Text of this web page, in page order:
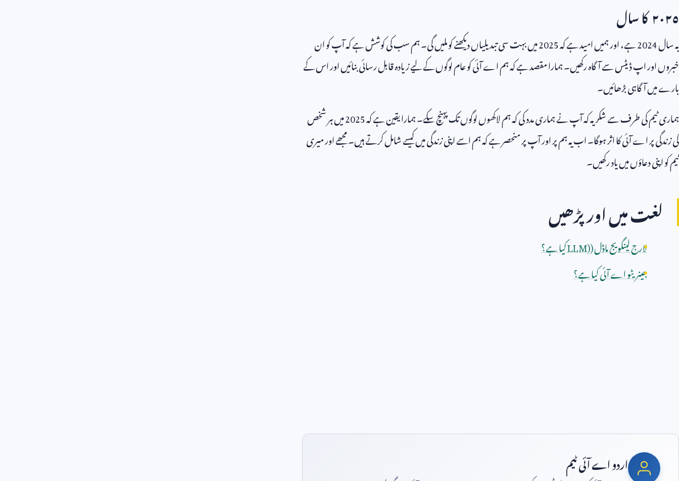
٢٠٢٥ کا سال
یہ سال2024ہے، اور ہمیں امید ہے کہ2025میں بہت سی تبدیلیاں دیکھنے کو ملیں گی۔ ہم سب کی کوشش ہے کہ آپ کو ان
خبروں اور اپ ڈیٹس سے آگاہ رکھیں۔ ہمارا مقصد ہے کہ ہم اے آئی کو عام لوگوں کے لیے زیادہ قابل رسائی بنائیں اور اس کے
بارے میں آگاہی بڑھائیں۔
ہماری ٹیم کی طرف سے شکریہ کہ آپ نے ہماری مدد کی کہ ہم لاکھوں لوگوں تک پہنچ سکے۔ ہمارا یقین ہے کہ2025میں ہر شخص
کی زندگی پر اے آئی کا اثر ہوگا۔ اب یہ ہم پر اور آپ پر منحصر ہے کہ ہم اسے اپنی زندگی میں کیسے شامل کرتے ہیں۔ مجھے اور میری
ٹیم کو اپنی دعاؤں میں یاد رکھیں۔
لغت میں اور پڑھیں
لارج لینگویج ماڈل (LLM)کیا ہے؟
جینریٹو اے آئی کیا ہے؟
اردو اے آئی ٹیم